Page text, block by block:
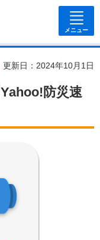
メニュー
更新日：2024年10月1日
防災速